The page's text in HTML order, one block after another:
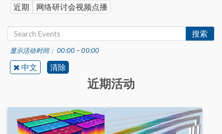
近期
网络研讨会视频点播
搜索
显示活动时间： 00:00 – 00:00
中文 清除
近期活动